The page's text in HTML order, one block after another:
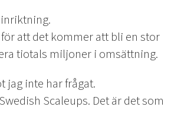
att det kommer att bli en stor
tiotals miljoner i omsättning.
jag inte har frågat.
Scaleups. Det är det som